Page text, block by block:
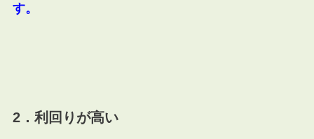
す。
2．利回りが高い